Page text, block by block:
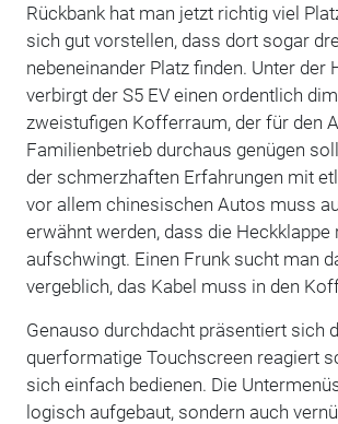
Rückbank hat man jetzt richtig viel
sich gut vorstellen, dass dort sogar
nebeneinander Platz finden. Unter der
verbirgt der S5 EV einen ordentlich
zweistufigen Kofferraum, der für den
Familienbetrieb durchaus genügen
der schmerzhaften Erfahrungen mit
vor allem chinesischen Autos muss
erwähnt werden, dass die
aufschwingt. Einen Frunk sucht man
vergeblich, das Kabel muss in den
Genauso durchdacht präsentiert sich
querformatige Touchscreen reagiert
sich einfach bedienen. Die
logisch aufgebaut, sondern auch